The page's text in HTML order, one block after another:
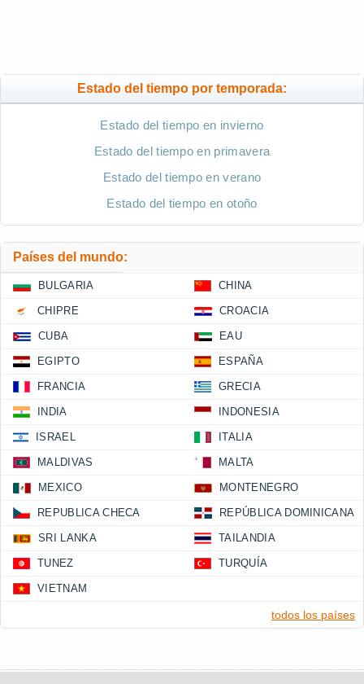
Estado del tiempo por temporada:
Estado del tiempo en invierno
Estado del tiempo en primavera
Estado del tiempo en verano
Estado del tiempo en otoño
Países del mundo:
BULGARIA CHINA
CHIPRE CROACIA
CUBA EAU
EGIPTO ESPAÑA
FRANCIA GRECIA
INDIA INDONESIA
ISRAEL ITALIA
MALDIVAS MALTA
MEXICO MONTENEGRO
REPUBLICA CHECA REPÚBLICA DOMINICANA
SRI LANKA TAILANDIA
TUNEZ TURQUÍA
VIETNAM
todos los países